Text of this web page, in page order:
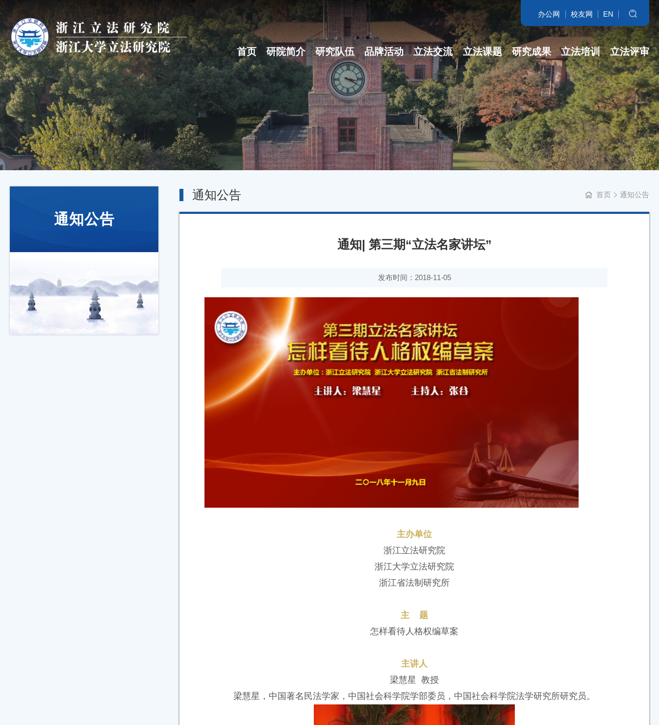
办公网 校友网 EN
搜索
首页 研院简介
研院概况
组织体系
现任领导
行政机构
研究队伍
博士后团队
品牌活动
之江立法论坛
地方立法十大...
名家讲坛
立法沙龙
立法交流
名家访谈
讲坛实录
学科培育
立法课题
省哲社课题
省新型智库课...
立法委托课题
智库自设课题
研究成果
立法研究参考
专著
立法培训
开班盛况
培训交流
立法评审
通知公告
通知公告 首页 通知公告
通知| 第三期“立法名家讲坛”
发布时间：2018-11-05
主办单位
浙江立法研究院
浙江大学立法研究院
浙江省法制研究所
主 题
怎样看待人格权编草案
主讲人
梁慧星 教授
梁慧星，中国著名民法学家，中国社会科学院学部委员，中国社会科学院法学研究所研究员。